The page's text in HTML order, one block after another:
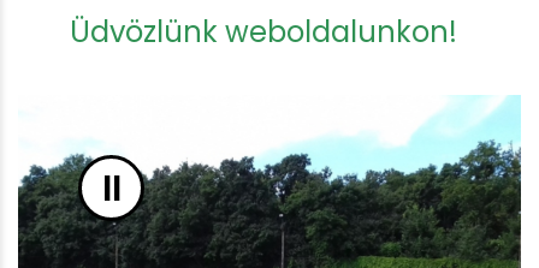
Üdvözlünk weboldalunkon!
II